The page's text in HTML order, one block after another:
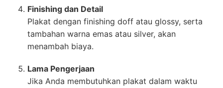
Finishing dan Detail
Plakat dengan finishing doff atau glossy, serta
tambahan warna emas atau silver, akan
menambah biaya.
Lama Pengerjaan
Jika Anda membutuhkan plakat dalam waktu